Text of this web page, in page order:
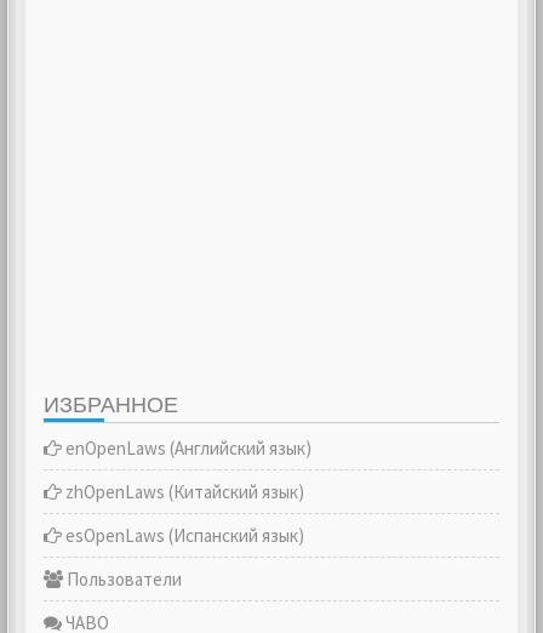
ИЗБРАННОЕ
enOpenLaws (Английский язык)
zhOpenLaws (Китайский язык)
esOpenLaws (Испанский язык)
Пользователи
ЧАВО